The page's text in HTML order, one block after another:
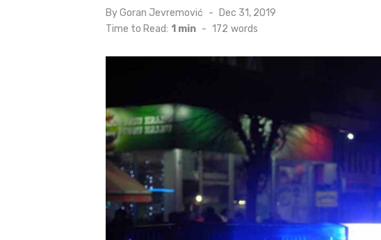
ByGoran Jevremović
Posted
on
Dec 31, 2019
Time to Read: 1 min - 172 words